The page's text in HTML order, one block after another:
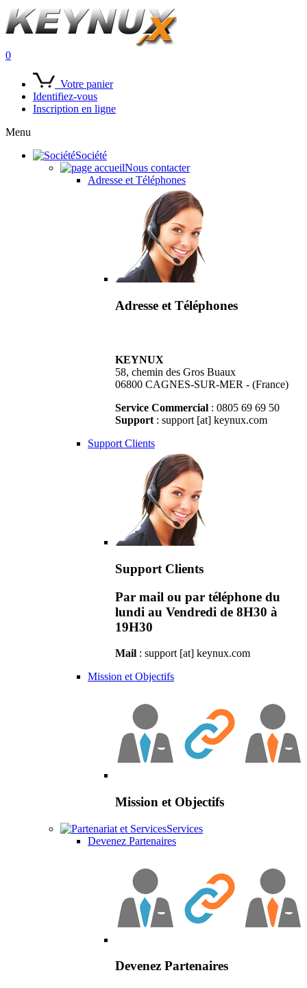
0
Votre panier
Identifiez-vous
Inscription en ligne
Menu
Société
Nous contacter
Adresse et Téléphones
Adresse et Téléphones
KEYNUX
58, chemin des Gros Buaux
06800 CAGNES-SUR-MER - (France)
Service Commercial : 0805 69 69 50
Support : support [at] keynux.com
Support Clients
Support Clients
Par mail ou par téléphone du
lundi au Vendredi de 8H30 à
19H30
Mail : support [at] keynux.com
Mission et Objectifs
Mission et Objectifs
Services
Devenez Partenaires
Devenez Partenaires